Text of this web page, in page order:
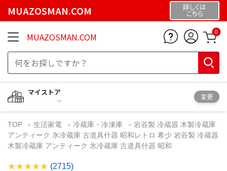
MUAZOSMAN.COM 詳しくは
こちら
MUAZOSMAN.COM 0
マイストア
変更
TOP 生活家電 冷蔵庫・冷凍庫
岩谷製 冷蔵器 木製冷蔵庫
アンティーク 氷冷蔵庫 古道具什器 昭和レトロ 希少 岩谷製 冷蔵器
木製冷蔵庫 アンティーク 氷冷蔵庫 古道具什器 昭和
(2715)